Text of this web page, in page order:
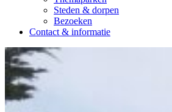
Steden & dorpen
Bezoeken
Contact & informatie